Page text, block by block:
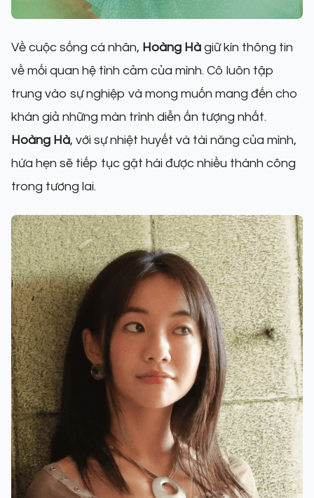
Về cuộc sống cá nhân, Hoàng Hà giữ kín thông tin
về mối quan hệ tình cảm của mình. Cô luôn tập
trung vào sự nghiệp và mong muốn mang đến cho
khán giả những màn trình diễn ấn tượng nhất.
Hoàng Hà, với sự nhiệt huyết và tài năng của mình,
hứa hẹn sẽ tiếp tục gặt hái được nhiều thành công
trong tương lai.